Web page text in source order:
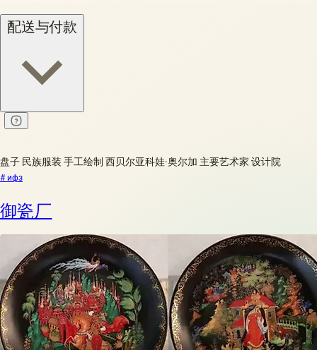
配送与付款
盘子 民族服装 手工绘制 西贝尔亚科娃·奥尔加 主要艺术家 设计院
# ифз
御瓷厂